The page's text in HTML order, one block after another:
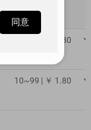
10~99 | ￥ 1.80 
10~99 | ￥ 1.80 
同意